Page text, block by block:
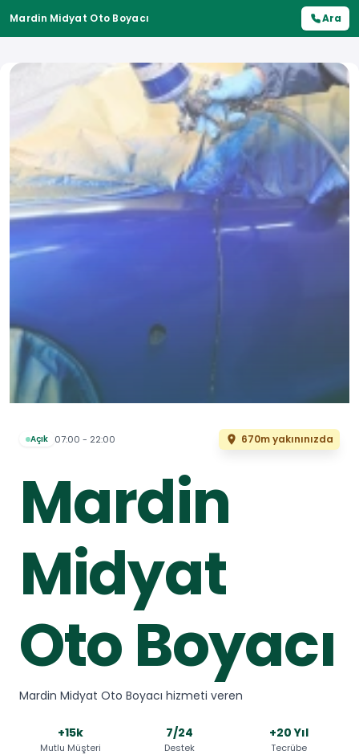
Mardin Midyat Oto Boyacı Ara
Açık 07:00 - 22:00 670m yakınınızda
Mardin
Midyat
Oto Boyacı
Mardin Midyat Oto Boyacı hizmeti veren
+15k
Mutlu Müşteri
7/24
Destek
+20 Yıl
Tecrübe